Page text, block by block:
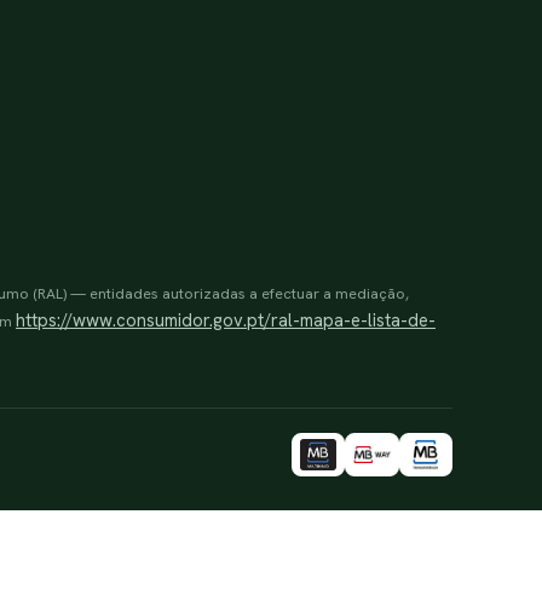
(RAL) — entidades autorizadas a efectuar a mediação,
https://www.consumidor.gov.pt/ral-mapa-e-lista-de-